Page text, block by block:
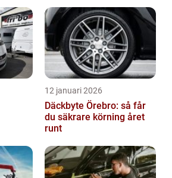
12 januari 2026
Däckbyte Örebro: så får
du säkrare körning året
runt